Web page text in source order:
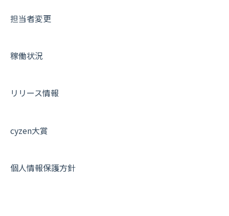
担当者変更
稼働状況
リリース情報
cyzen大賞
個人情報保護方針